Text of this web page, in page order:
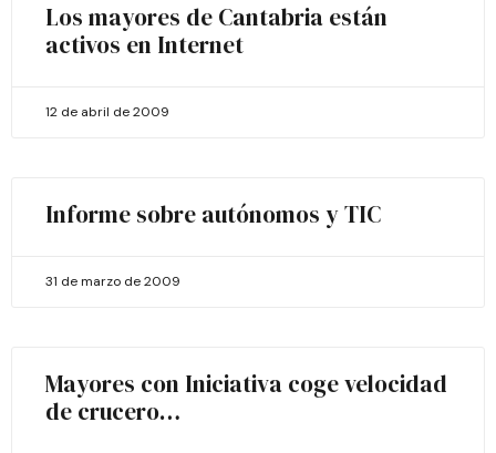
Los mayores de Cantabria están
activos en Internet
12 de abril de 2009
Informe sobre autónomos y TIC
31 de marzo de 2009
Mayores con Iniciativa coge velocidad
de crucero…